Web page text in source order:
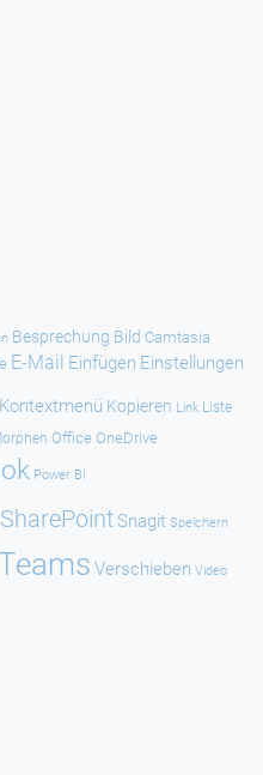
Besprechung Bild Camtasia
E-Mail Einfügen Einstellungen
Kontextmenü Kopieren Link Liste
Office OneDrive
Power BI
SharePointSnagit Speichern
Verschieben Video